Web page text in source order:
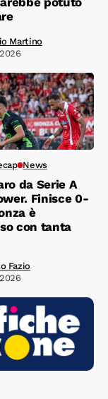
Martino
News
da Serie A
Finisce 0-
è
con tanta
Fazio